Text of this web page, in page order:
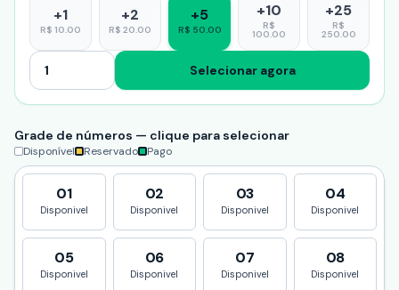
+1
R$ 10.00
+2
R$ 20.00
+5
R$ 50.00
+10
R$
100.00
+25
R$
250.00
Selecionar agora
Grade de números — clique para selecionar
Disponível Reservado Pago
01
Disponivel
02
Disponivel
03
Disponivel
04
Disponivel
05
Disponivel
06
Disponivel
07
Disponivel
08
Disponivel